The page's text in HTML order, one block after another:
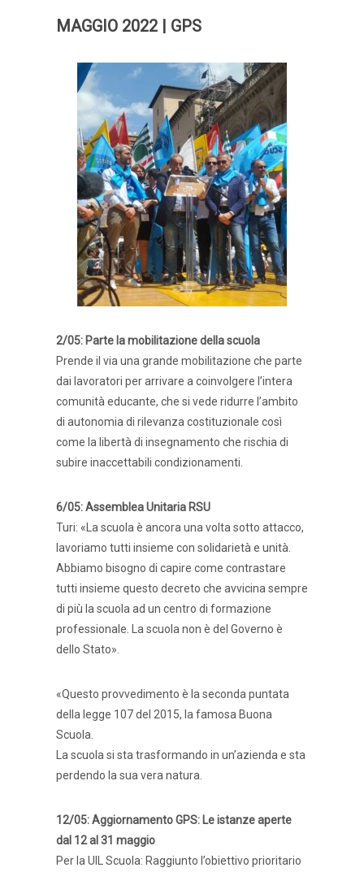
MAGGIO 2022 | GPS
2/05: Parte la mobilitazione della scuola
Prende il via una grande mobilitazione che parte
dai lavoratori per arrivare a coinvolgere l’intera
comunità educante, che si vede ridurre l’ambito
di autonomia di rilevanza costituzionale così
come la libertà di insegnamento che rischia di
subire inaccettabili condizionamenti.
6/05: Assemblea Unitaria RSU
Turi: «La scuola è ancora una volta sotto attacco,
lavoriamo tutti insieme con solidarietà e unità.
Abbiamo bisogno di capire come contrastare
tutti insieme questo decreto che avvicina sempre
di più la scuola ad un centro di formazione
professionale. La scuola non è del Governo è
dello Stato».
«Questo provvedimento è la seconda puntata
della legge 107 del 2015, la famosa Buona
Scuola.
La scuola si sta trasformando in un’azienda e sta
perdendo la sua vera natura.
12/05:Aggiornamento GPS: Le istanze aperte
dal 12 al 31 maggio
Per la UIL Scuola: Raggiunto l’obiettivo prioritario